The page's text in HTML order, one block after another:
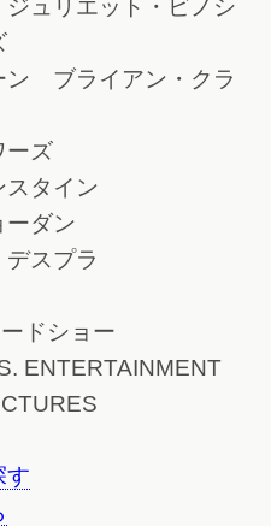
ュリエット・ビノシ
ン ブライアン・クラ
ーズ
スタイン
ーダン
スプラ
ドショー
ENTERTAINMENT
す